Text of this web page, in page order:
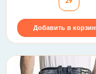
Добавить в